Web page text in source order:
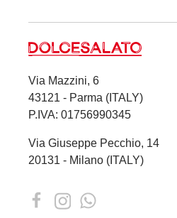
Via Mazzini, 6
43121 - Parma (ITALY)
P.IVA: 01756990345
Via Giuseppe Pecchio, 14
20131 - Milano (ITALY)